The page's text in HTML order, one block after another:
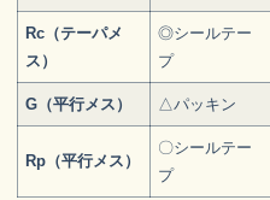
Rc（テーパメ
ス）
◎シールテー
プ
G（平行メス） △パッキン
Rp（平行メス）
〇シールテー
プ